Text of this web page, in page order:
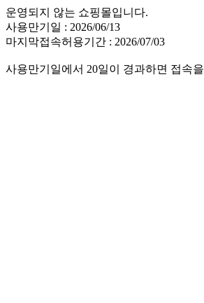
운영되지 않는 쇼핑몰입니다.
사용만기일 : 2026/06/13
마지막접속허용기간 : 2026/07/03
사용만기일에서 20일이 경과하면 접속